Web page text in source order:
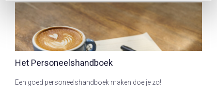
Het Personeelshandboek
Een goed personeelshandboek maken doe je zo!